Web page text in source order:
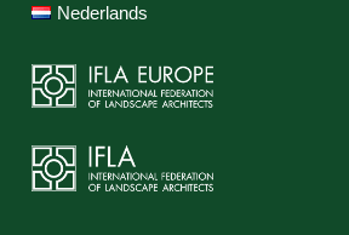
Nederlands